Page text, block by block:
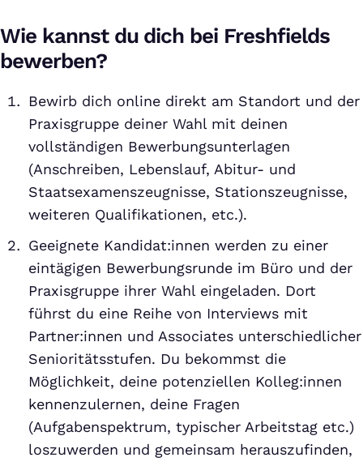
Wie kannst du dich bei Freshfields
bewerben?
Bewirb dich online direkt am Standort und der
Praxisgruppe deiner Wahl mit deinen
vollständigen Bewerbungsunterlagen
(Anschreiben, Lebenslauf, Abitur- und
Staatsexamenszeugnisse, Stationszeugnisse,
weiteren Qualifikationen, etc.).
Geeignete Kandidat:innen werden zu einer
eintägigen Bewerbungsrunde im Büro und der
Praxisgruppe ihrer Wahl eingeladen. Dort
führst du eine Reihe von Interviews mit
Partner:innen und Associates unterschiedlicher
Senioritätsstufen. Du bekommst die
Möglichkeit, deine potenziellen Kolleg:innen
kennenzulernen, deine Fragen
(Aufgabenspektrum, typischer Arbeitstag etc.)
loszuwerden und gemeinsam herauszufinden,